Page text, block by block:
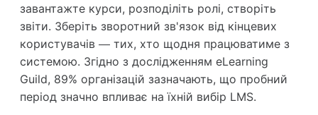
завантажте курси, розподіліть ролі, створіть
звіти. Зберіть зворотний зв'язок від кінцевих
користувачів — тих, хто щодня працюватиме з
системою. Згідно з дослідженням eLearning
Guild, 89% організацій зазначають, що пробний
період значно впливає на їхній вибір LMS.